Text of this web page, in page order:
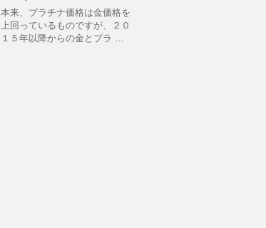
本来、プラチナ価格は金価格を
上回っているものですが、２０
１５年以降からの金とプラ …